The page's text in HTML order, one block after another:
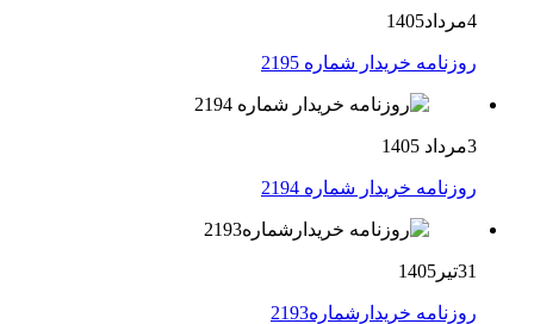
4مرداد1405
روزنامه خریدار شماره 2195
3مرداد 1405
روزنامه خریدار شماره 2194
31تیر1405
روزنامه خریدارشماره2193